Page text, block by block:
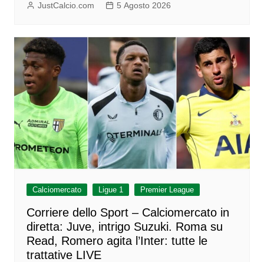
JustCalcio.com 5 Agosto 2026
Calciomercato Ligue 1 Premier League
Corriere dello Sport – Calciomercato in
diretta: Juve, intrigo Suzuki. Roma su
Read, Romero agita l’Inter: tutte le
trattative LIVE